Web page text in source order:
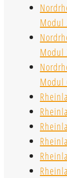
Modul
Modul
Modul